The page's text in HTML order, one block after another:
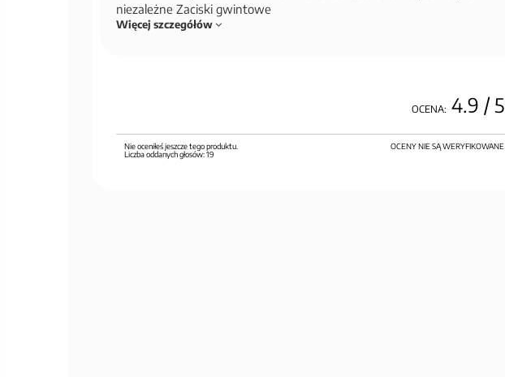
niezależne Zaciski gwintowe
Więcej szczegółów
OCENA: 4.9 / 5
OCENY NIE SĄ WERYFIKOWANE
Nie oceniłeś jeszcze tego produktu.
Liczba oddanych głosów:19